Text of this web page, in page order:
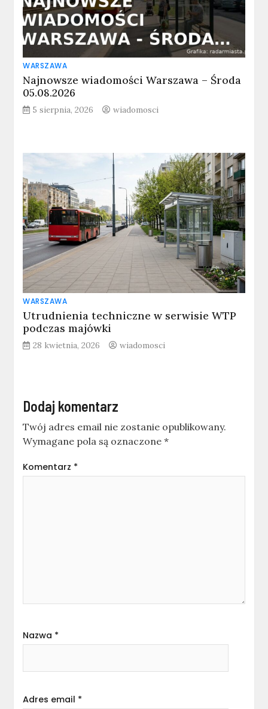
WARSZAWA
Najnowsze wiadomości Warszawa – Środa
05.08.2026
5 sierpnia, 2026 wiadomosci
WARSZAWA
Utrudnienia techniczne w serwisie WTP
podczas majówki
28 kwietnia, 2026 wiadomosci
Dodaj komentarz
Twój adres email nie zostanie opublikowany.
Wymagane pola są oznaczone*
Komentarz *
Nazwa *
Adres email *